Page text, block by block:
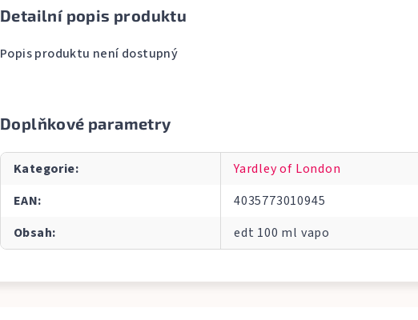
Detailní popis produktu
Popis produktu není dostupný
Doplňkové parametry
Kategorie:
Yardley of London
EAN:
4035773010945
Obsah: edt 100 ml vapo